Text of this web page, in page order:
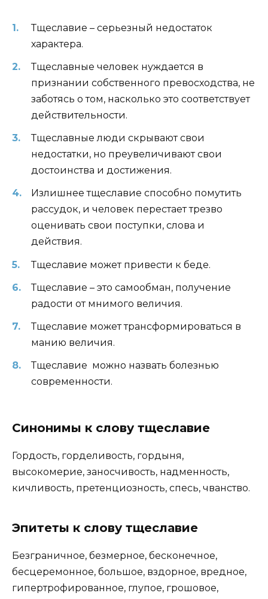
Тщеславие – серьезный недостаток
характера.
Тщеславные человек нуждается в
признании собственного превосходства, не
заботясь о том, насколько это соответствует
действительности.
Тщеславные люди скрывают свои
недостатки, но преувеличивают свои
достоинства и достижения.
Излишнее тщеславие способно помутить
рассудок, и человек перестает трезво
оценивать свои поступки, слова и
действия.
Тщеславие может привести к беде.
Тщеславие – это самообман, получение
радости от мнимого величия.
Тщеславие может трансформироваться в
манию величия.
Тщеславие можно назвать болезнью
современности.
Синонимы к слову тщеславие
Гордость, горделивость, гордыня,
высокомерие, заносчивость, надменность,
кичливость, претенциозность, спесь, чванство.
Эпитеты к слову тщеславие
Безграничное, безмерное, бесконечное,
бесцеремонное, большое, вздорное, вредное,
гипертрофированное, глупое, грошовое,